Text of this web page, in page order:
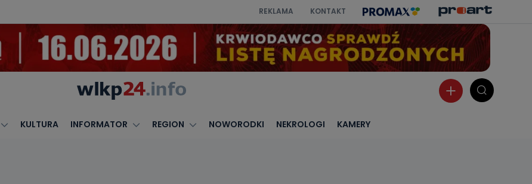
REKLAMA KONTAKT
KULTURA INFORMATOR REGION NOWORODKI NEKROLOGI KAMERY